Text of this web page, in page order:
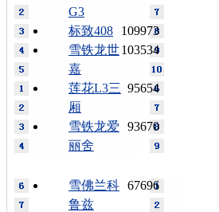
G3
109973
标致408
103534
雪铁龙世
嘉
95654
莲花L3三
厢
93670
雪铁龙爱
丽舍
67696
雪佛兰科
鲁兹